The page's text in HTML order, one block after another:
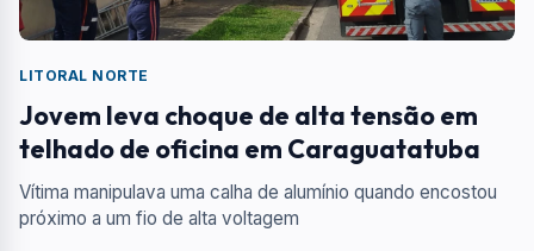
LITORAL NORTE
Jovem leva choque de alta tensão em
telhado de oficina em Caraguatatuba
Vítima manipulava uma calha de alumínio quando encostou
próximo a um fio de alta voltagem